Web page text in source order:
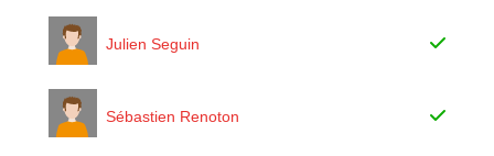
Julien Seguin
Sébastien Renoton